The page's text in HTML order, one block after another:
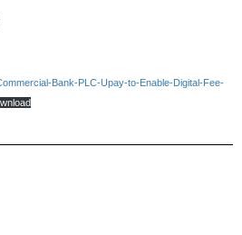
Bank-PLC-Upay-to-Enable-Digital-Fee-